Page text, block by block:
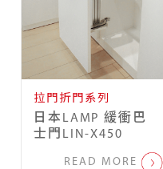
拉門折門系列
日本LAMP 緩衝巴
士門LIN-X450
READ MORE